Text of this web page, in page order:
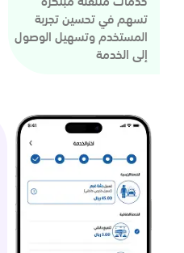
تسهم في تحسين تجربة
المستخدم وتسهيل الوصول
إلى الخدمة